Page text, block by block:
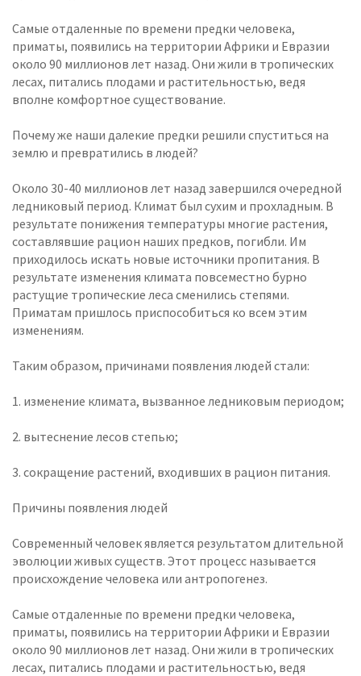
Самые отдаленные по времени предки человека,
приматы, появились на территории Африки и Евразии
около 90 миллионов лет назад. Они жили в тропических
лесах, питались плодами и растительностью, ведя
вполне комфортное существование.
Почему же наши далекие предки решили спуститься на
землю и превратились в людей?
Около 30-40 миллионов лет назад завершился очередной
ледниковый период. Климат был сухим и прохладным. В
результате понижения температуры многие растения,
составлявшие рацион наших предков, погибли. Им
приходилось искать новые источники пропитания. В
результате изменения климата повсеместно бурно
растущие тропические леса сменились степями.
Приматам пришлось приспособиться ко всем этим
изменениям.
Таким образом, причинами появления людей стали:
1. изменение климата, вызванное ледниковым периодом;
2. вытеснение лесов степью;
3. сокращение растений, входивших в рацион питания.
Причины появления людей
Современный человек является результатом длительной
эволюции живых существ. Этот процесс называется
происхождение человека или антропогенез.
Самые отдаленные по времени предки человека,
приматы, появились на территории Африки и Евразии
около 90 миллионов лет назад. Они жили в тропических
лесах, питались плодами и растительностью, ведя